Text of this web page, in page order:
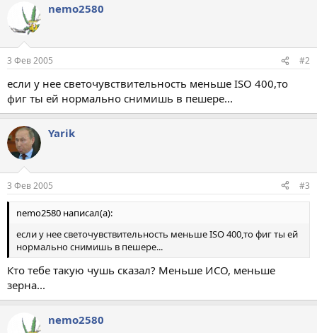
nemo2580
3 Фев 2005 #2
если у нее светочувствительность меньше ISO 400,то
фиг ты ей нормально снимишь в пешере...
Yarik
3 Фев 2005 #3
nemo2580 написал(а):
если у нее светочувствительность меньше ISO 400,то фиг ты ей
нормально снимишь в пешере...
Кто тебе такую чушь сказал? Меньше ИСО, меньше
зерна...
nemo2580